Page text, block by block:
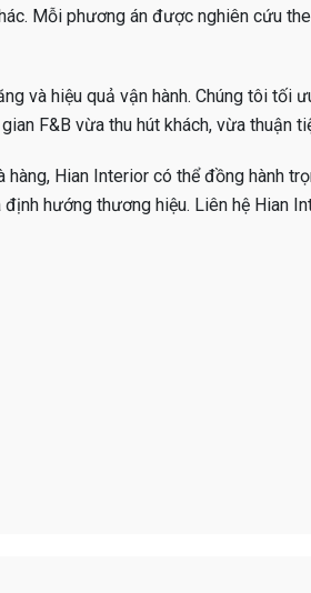
Mỗi phương án được nghiên cứu
và hiệu quả vận hành. Chúng tôi tối
F&B vừa thu hút khách, vừa thuận
Hian Interior có thể đồng hành
hướng thương hiệu. Liên hệ Hian